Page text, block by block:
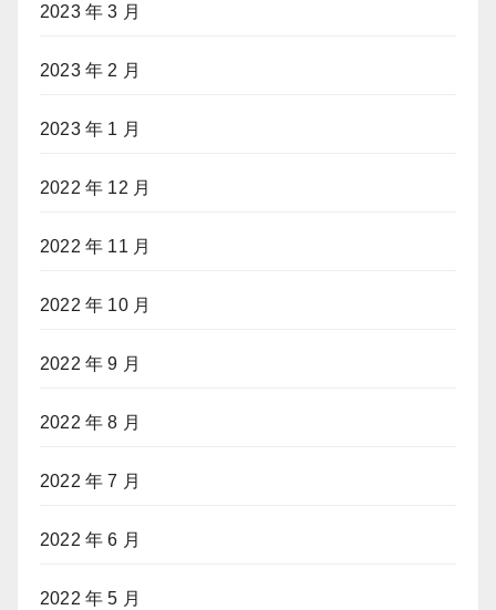
2023 年 3 月
2023 年 2 月
2023 年 1 月
2022 年 12 月
2022 年 11 月
2022 年 10 月
2022 年 9 月
2022 年 8 月
2022 年 7 月
2022 年 6 月
2022 年 5 月